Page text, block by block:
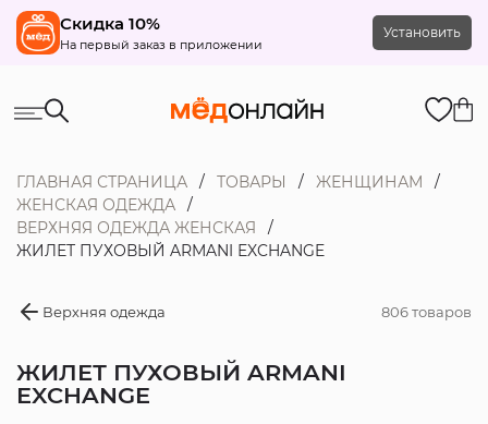
Скидка 10%
На первый заказ в приложении
Установить
ГЛАВНАЯ СТРАНИЦА ТОВАРЫ
ЖЕНЩИНАМ
ЖЕНСКАЯ ОДЕЖДА
ВЕРХНЯЯ ОДЕЖДА ЖЕНСКАЯ
ЖИЛЕТ ПУХОВЫЙ ARMANI EXCHANGE
Верхняя одежда 806 товаров
ЖИЛЕТ ПУХОВЫЙ ARMANI
EXCHANGE